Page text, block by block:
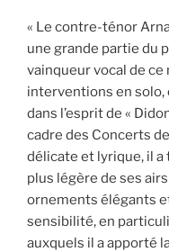
« Le contre-ténor
une grande partie du
vainqueur vocal de
interventions en solo,
dans l’esprit de «
cadre des Concerts
délicate et lyrique, il
plus légère de ses
ornements élégants
sensibilité, en
auxquels il a apporté